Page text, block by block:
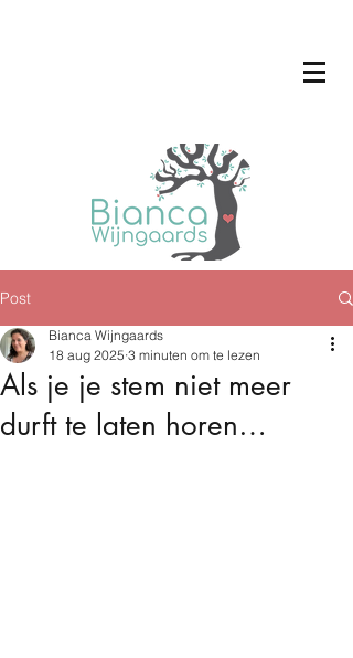
Post
Als je je stem niet meer
durft te laten horen…
Bianca Wijngaards
18 aug 2025 3 minuten om te lezen